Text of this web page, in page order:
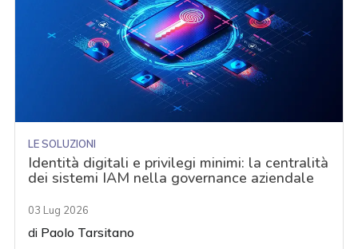
LE SOLUZIONI
Identità digitali e privilegi minimi: la centralità
dei sistemi IAM nella governance aziendale
03 Lug 2026
di Paolo Tarsitano